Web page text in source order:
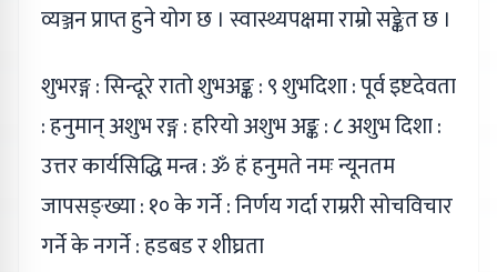
व्यञ्जन प्राप्त हुने योग छ । स्वास्थ्यपक्षमा राम्रो सङ्केत छ ।
शुभरङ्ग : सिन्दूरे रातो शुभअङ्क : ९ शुभदिशा : पूर्व इष्टदेवता
: हनुमान् अशुभ रङ्ग : हरियो अशुभ अङ्क : ८ अशुभ दिशा :
उत्तर कार्यसिद्धि मन्त्र : ॐ हं हनुमते नमः न्यूनतम
जापसङ्ख्या : १० के गर्ने : निर्णय गर्दा राम्ररी सोचविचार
गर्ने के नगर्ने : हडबड र शीघ्रता